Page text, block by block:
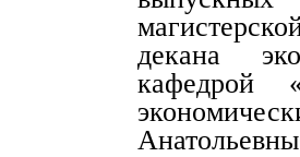
декана
кафедрой